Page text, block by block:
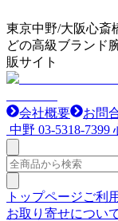
東京中野/大阪心斎
どの高級ブランド
販サイト
会社概要
お問
中野 03-5318-7399
トップページご利
お取り寄せについ